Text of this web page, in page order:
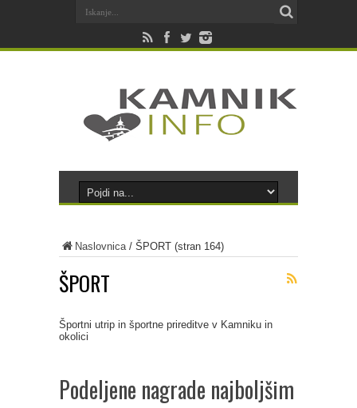
Naslovnica/ ŠPORT (stran 164)
ŠPORT
Športni utrip in športne prireditve v Kamniku in
okolici
Podeljene nagrade najboljšim